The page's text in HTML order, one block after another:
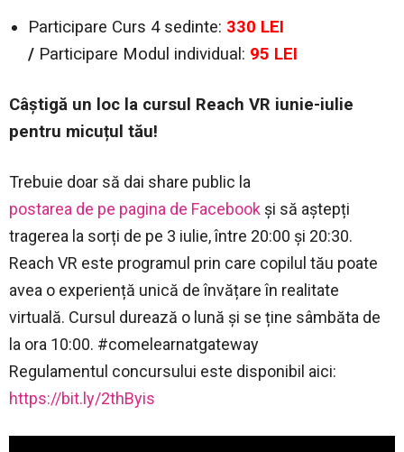
Participare Curs 4 sedinte: 330 LEI
/ Participare Modul individual: 95 LEI
Câștigă un loc la cursul Reach VR iunie-iulie
pentru micuțul tău!
Trebuie doar să dai share public la
postarea de pe pagina de Facebook și să aștepți
tragerea la sorți de pe 3 iulie, între 20:00 și 20:30.
Reach VR este programul prin care copilul tău poate
avea o experiență unică de învățare în realitate
virtuală. Cursul durează o lună și se ține sâmbăta de
la ora 10:00. #comelearnatgateway
Regulamentul concursului este disponibil aici:
https://bit.ly/2thByis